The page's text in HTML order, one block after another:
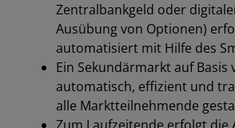
Zentralbankgeld oder
Ausübung von Optionen)
automatisiert mit Hilfe des
Ein Sekundärmarkt auf Basis
automatisch, effizient und
alle Marktteilnehmende